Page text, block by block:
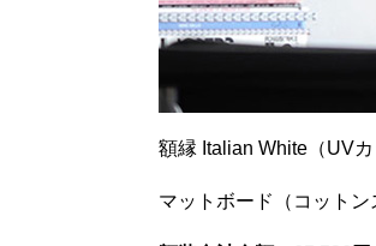
額縁 Italian White（UV
マットボード（コット